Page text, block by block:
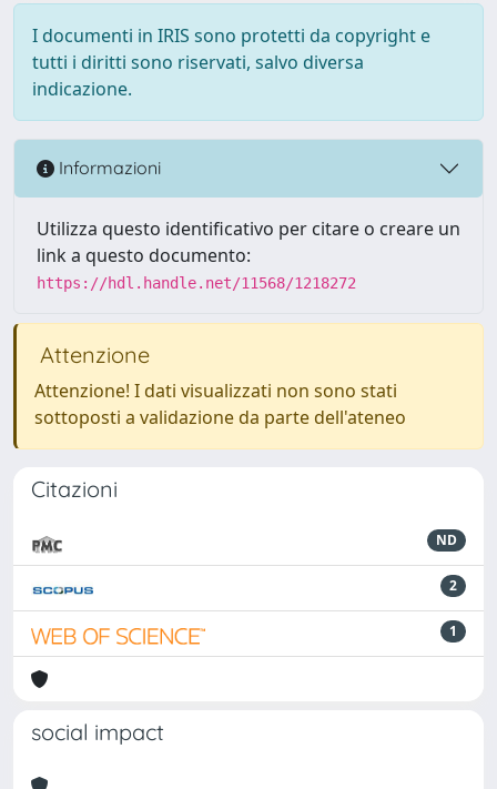
I documenti in IRIS sono protetti da copyright e
tutti i diritti sono riservati, salvo diversa
indicazione.
Informazioni
Utilizza questo identificativo per citare o creare un
link a questo documento:
https://hdl.handle.net/11568/1218272
Attenzione
Attenzione! I dati visualizzati non sono stati
sottoposti a validazione da parte dell'ateneo
Citazioni
ND
2
1
social impact